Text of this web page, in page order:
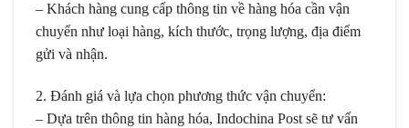
– Khách hàng cung cấp thông tin về hàng hóa cần vận
chuyển như loại hàng, kích thước, trọng lượng, địa điểm
gửi và nhận.
2. Đánh giá và lựa chọn phương thức vận chuyển:
– Dựa trên thông tin hàng hóa, Indochina Post sẽ tư vấn